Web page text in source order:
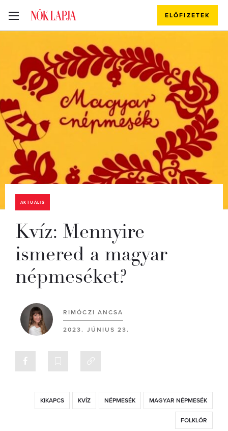
ELŐFIZETEK
AKTUÁLIS
Kvíz: Mennyire
ismered a magyar
népmeséket?
RIMÓCZI ANCSA
2023. JÚNIUS 23.
KIKAPCS KVÍZ NÉPMESÉK MAGYAR NÉPMESÉK
FOLKLÓR